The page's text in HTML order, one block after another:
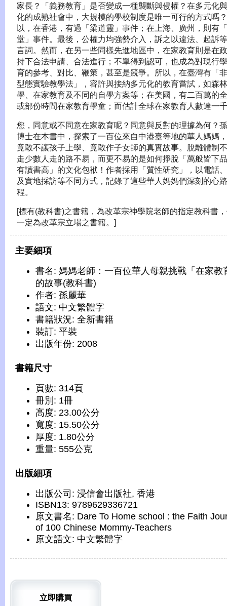
家長？「義務教育」是否變成一種襲斷與侵權？在多元化
化的成熟社會中，大規模的學校制度是唯一可行的方式嗎
以，在香港，有過「梁道靈」事件；在上海、廣州，則有
堂」事件。最後，公權力均強勢介入，訴之以違法、起訴
言詞。然而，在另一些同樣先進地區中，在家教育則是在
持下合法申請、合法進行；不單得到認可，也成為對現行
育的參考、對比、鞭策，甚至是競爭。所以，在臺灣有「
型態實驗教學法」，容許與接納多元化的教育嘗試，如森
學、在家教育及不同的自學方案等；在美國，有二百萬的
或部份時間在家教育學童；而估計全球在家教育人數達一
您，同意或不同意在家教育呢？同意與反對的理據為何？
博士在本書中，探索了一百位來自中港臺等地的華人媽媽
竟敢不讓孩子上學、竟敢作子女師的真實故事。脫離體制
走少數人走的路不易，而更不易的是如何掙脫「萬般皆下
有讀書高」的文化包袱！作者採用「質性研究」，以電話
及實地採訪等不同方式，記錄了這些華人媽媽們深刻的心
程。
[標有(教科書)之書籍，為改革宗神學院老師的指定教科書
一定為改革宗立場之書籍。]
主要細項
書名: 媽媽老師：一百位華人母親挑戰「在家教
的故事(教科書)
作者: 孫麗華
語文: 中文繁體字
書籍狀況: 全新書籍
裝訂: 平裝
出版年份: 2008
書籍尺寸
頁數: 314頁
冊別: 1冊
高度: 23.00公分
寬度: 15.50公分
厚度: 1.80公分
重量: 555公克
出版細項
出版公司: 浸信會出版社, 香港
ISBN13: 9789629336721
原文書名: Dare To Home school : the Faith
of 100 Chinese Mommy-Teachers
原文語文: 中文繁體字
立即購買